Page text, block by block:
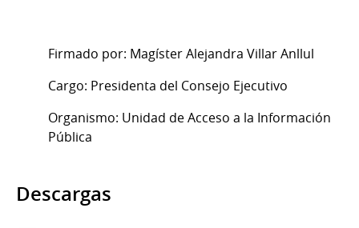
Firmado por: Magíster Alejandra Villar Anllul
Cargo: Presidenta del Consejo Ejecutivo
Organismo: Unidad de Acceso a la Información
Pública
Descargas